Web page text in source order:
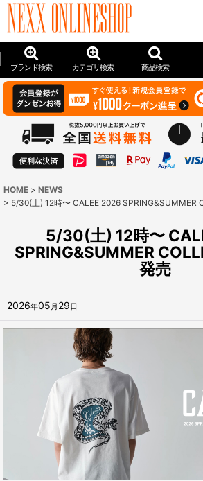
ブランド検索 カテゴリ検索 商品検索
HOME > NEWS
> 5/30(土) 12時〜 CALEE 2026 SPRING&SUMMER
5/30(土) 12時〜
SPRING&SUMMER
発売
2026年05 月 29日